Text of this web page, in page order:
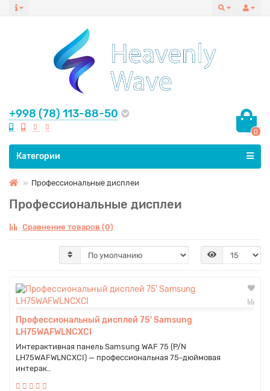
+998 (78) 113-88-50
0
Все категории
Категории
Профессиональные дисплеи
Профессиональные дисплеи
Сравнение товаров (0)
Профессиональный дисплей 75' Samsung
LH75WAFWLNCXCI
Интерактивная панель Samsung WAF 75 (P/N
LH75WAFWLNCXCI) — профессиональная 75-дюймовая
интерак..